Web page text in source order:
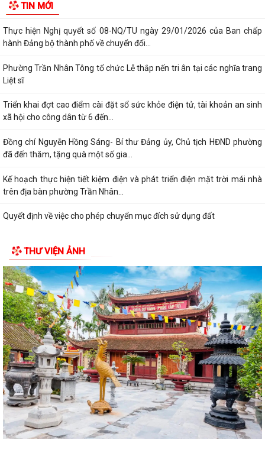
TIN MỚI
tìm kiếm, quy tập và xác định...
Thực hiện Nghị quyết số 08-NQ/TU ngày 29/01/2026 của Ban chấp
hành Đảng bộ thành phố về chuyển đổi...
Phường Trần Nhân Tông tổ chức Lễ thắp nến tri ân tại các nghĩa trang
Liệt sĩ
Triển khai đợt cao điểm cài đặt sổ sức khỏe điện tử, tài khoản an sinh
xã hội cho công dân từ 6 đến...
Đồng chí Nguyễn Hồng Sáng- Bí thư Đảng ủy, Chủ tịch HĐND phường
đã đến thăm, tặng quà một số gia...
Kế hoạch thực hiện tiết kiệm điện và phát triển điện mặt trời mái nhà
trên địa bàn phường Trần Nhân...
Quyết định về việc cho phép chuyển mục đích sử dụng đất
định kỳ, khám sàng lọc miễn...
Hội nghị giao ban cụm Thường trực Đảng ủy phụ trách triển khai
nhiệm vụ quý III năm 2026
Hội nghị triển khai Kế hoạch tổ chức Hội trại Thanh thiếu nhi phường
Trần Nhân Tông năm 2026
UBND phường tổ chức hội nghị triển khai công tác sản xuất vụ Mùa
năm 2026 và công tác phòng, chống...
Hoàng Gián long trọng tổ chức Lễ công bố Nghị quyết thành lập Tổ dân
phố
Công khai các Quyết định của Ủy ban nhân dân thành phố về thủ tục
hành chính thuộc phạmvi quản lý...
THƯ VIỆN ẢNH